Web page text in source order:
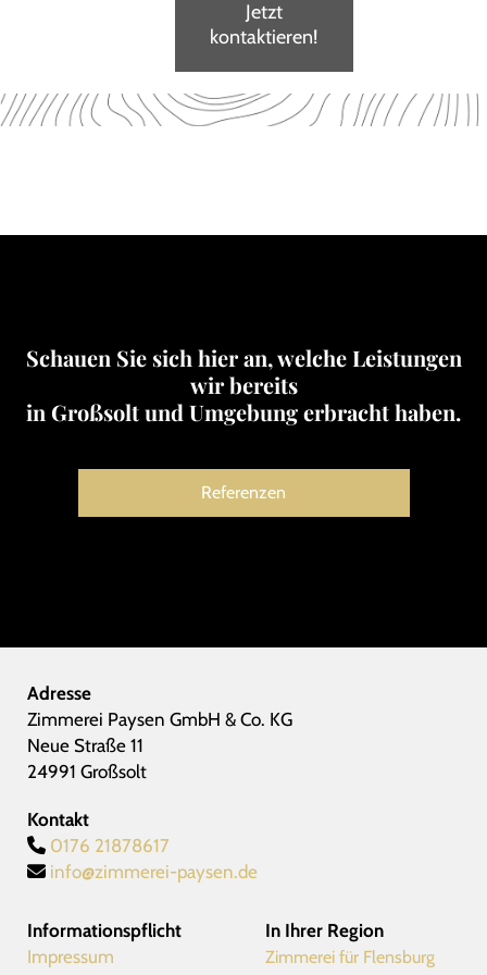
Jetzt
kontaktieren!
Schauen Sie sich hier an, welche Leistungen
wir bereits
in Großsolt und Umgebung erbracht haben.
Referenzen
Adresse
Zimmerei Paysen GmbH & Co. KG
Neue Straße 11
24991 Großsolt
Kontakt
 0176 21878617
 info@zimmerei-paysen.de
Informationspflicht
Impressum
In Ihrer Region
Zimmerei für Flensburg